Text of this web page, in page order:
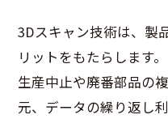
3Dスキャン技術は、製
リットをもたらします。
生産中止や廃番部品の
元、データの繰り返し